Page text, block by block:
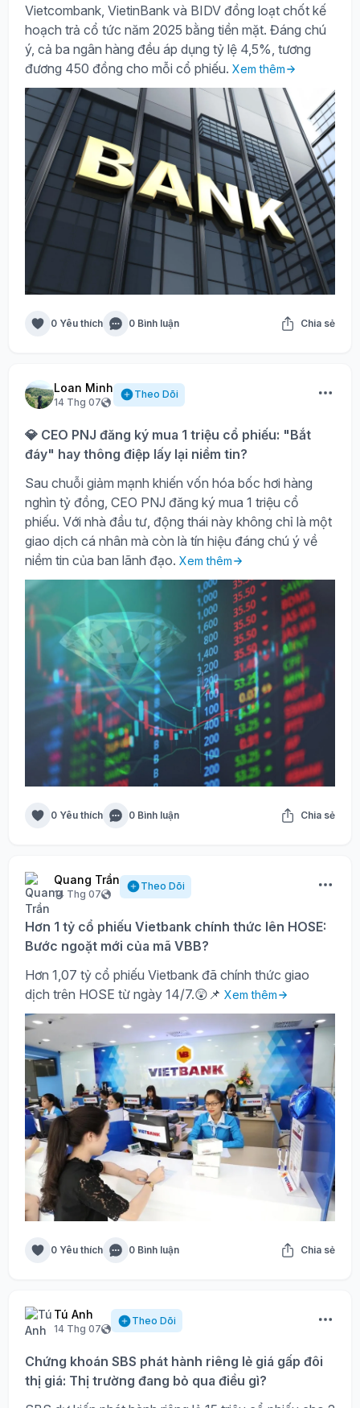
Vietcombank, VietinBank và BIDV đồng loạt chốt kế
hoạch trả cổ tức năm 2025 bằng tiền mặt. Đáng chú
ý, cả ba ngân hàng đều áp dụng tỷ lệ 4,5%, tương
đương 450 đồng cho mỗi cổ phiếu. Xem thêm
0 Yêu thích 0 Bình luận Chia sẻ
Loan Minh
14 Thg 07
Theo Dõi
💎 CEO PNJ đăng ký mua 1 triệu cổ phiếu: "Bắt
đáy" hay thông điệp lấy lại niềm tin?
Sau chuỗi giảm mạnh khiến vốn hóa bốc hơi hàng
nghìn tỷ đồng, CEO PNJ đăng ký mua 1 triệu cổ
phiếu. Với nhà đầu tư, động thái này không chỉ là một
giao dịch cá nhân mà còn là tín hiệu đáng chú ý về
niềm tin của ban lãnh đạo. Xem thêm
0 Yêu thích 0 Bình luận Chia sẻ
Quang Trần
14 Thg 07
Theo Dõi
Hơn 1 tỷ cổ phiếu Vietbank chính thức lên HOSE:
Bước ngoặt mới của mã VBB?
Hơn 1,07 tỷ cổ phiếu Vietbank đã chính thức giao
dịch trên HOSE từ ngày 14/7.😲📌 Xem thêm
0 Yêu thích 0 Bình luận Chia sẻ
Tú Anh
14 Thg 07
Theo Dõi
Chứng khoán SBS phát hành riêng lẻ giá gấp đôi
thị giá: Thị trường đang bỏ qua điều gì?